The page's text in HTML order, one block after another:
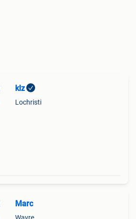
klz
Lochristi
Marc